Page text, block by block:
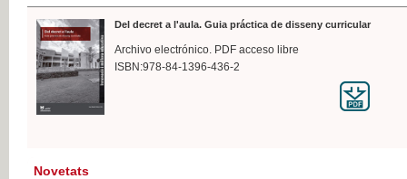
Del decret a l'aula. Guia práctica de disseny curricular
Archivo electrónico. PDF acceso libre
ISBN:978-84-1396-436-2
Novetats